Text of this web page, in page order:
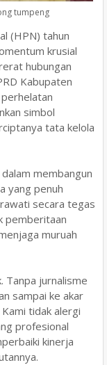
tumpeng
(HPN) tahun
krusial
hubungan
Kabupaten
simbol
tata kelola
membangun
yang penuh
secara tegas
pemberitaan
muruah
Tanpa jurnalisme
sampai ke akar
tidak alergi
profesional
kinerja